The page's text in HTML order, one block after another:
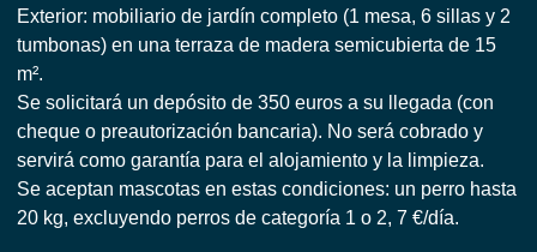
Exterior: mobiliario de jardín completo (1 mesa, 6 sillas y 2
tumbonas) en una terraza de madera semicubierta de 15
m².
Se solicitará un depósito de 350 euros a su llegada (con
cheque o preautorización bancaria). No será cobrado y
servirá como garantía para el alojamiento y la limpieza.
Se aceptan mascotas en estas condiciones: un perro hasta
20 kg, excluyendo perros de categoría 1 o 2, 7 €/día.